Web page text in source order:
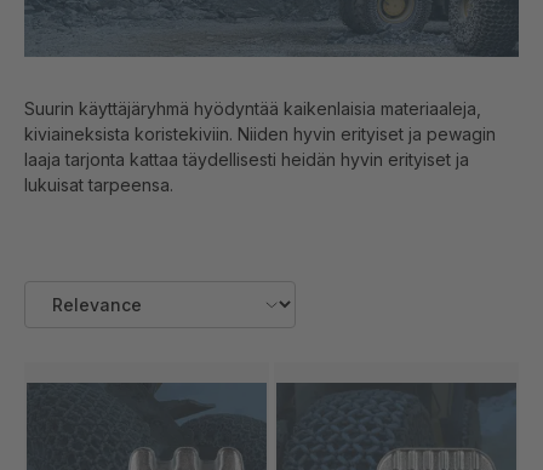
Suurin käyttäjäryhmä hyödyntää kaikenlaisia materiaaleja,
kiviaineksista koristekiviin. Niiden hyvin erityiset ja pewagin
laaja tarjonta kattaa täydellisesti heidän hyvin erityiset ja
lukuisat tarpeensa.